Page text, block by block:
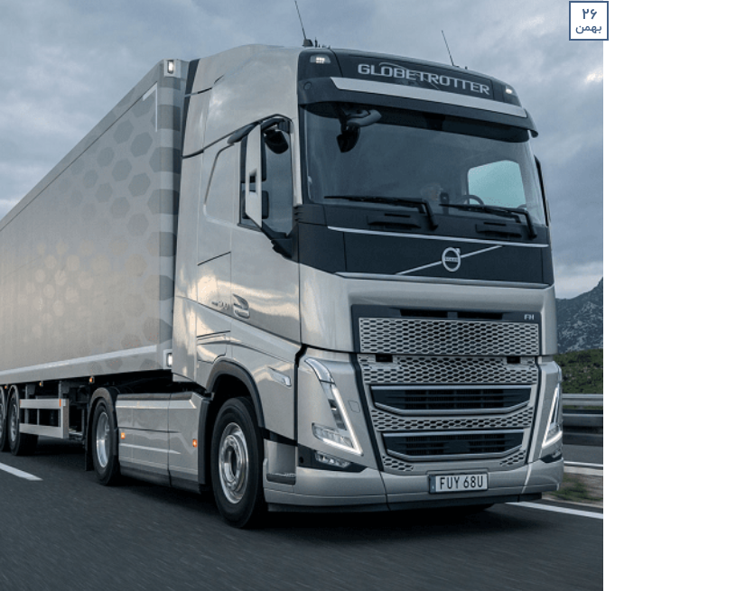
26
بهمن